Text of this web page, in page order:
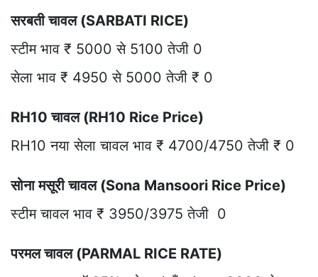
सरबती चावल (SARBATI RICE)
स्टीम भाव ₹ 5000 से 5100 तेजी 0
सेला भाव ₹ 4950 से 5000 तेजी ₹ 0
RH10 चावल (RH10 Rice Price)
RH10 नया सेला चावल भाव ₹ 4700/4750 तेजी ₹ 0
सोना मसूरी चावल (Sona Mansoori Rice Price)
स्टीम चावल भाव ₹ 3950/3975 तेजी 0
परमल चावल (PARMAL RICE RATE)